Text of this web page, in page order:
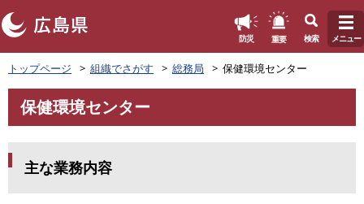
ペ
ー
ジ
先
防災 重要 検索 メニュー
トップページ 組織でさがす 総務局 保健環境センター
文
保健環境センター
主な業務内容